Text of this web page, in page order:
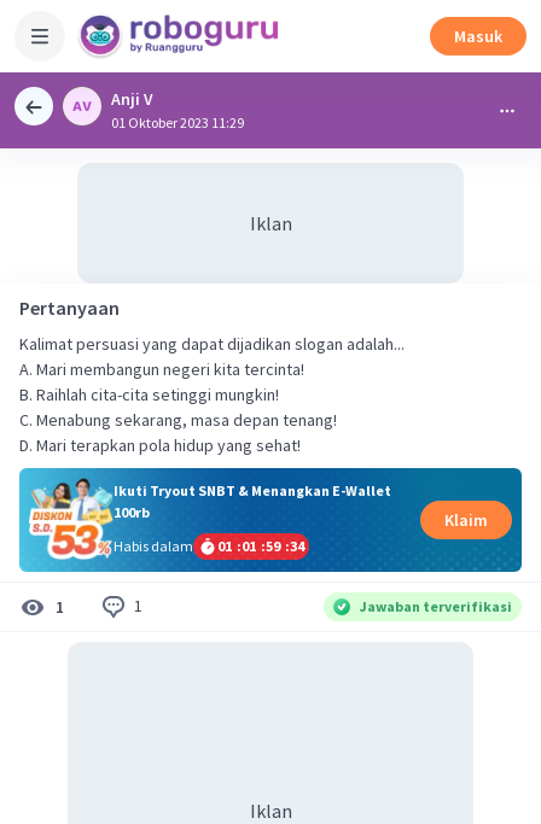
Masuk
Anji V
01 Oktober 2023 11:29
Iklan
Pertanyaan
Kalimat persuasi yang dapat dijadikan slogan adalah...
A. Mari membangun negeri kita tercinta!
B. Raihlah cita-cita setinggi mungkin!
C. Menabung sekarang, masa depan tenang!
D. Mari terapkan pola hidup yang sehat!
Ikuti Tryout SNBT & Menangkan E-Wallet
100rb
Habis dalam
01 :01 :59 :34
Klaim
1 1 Jawaban terverifikasi
Iklan